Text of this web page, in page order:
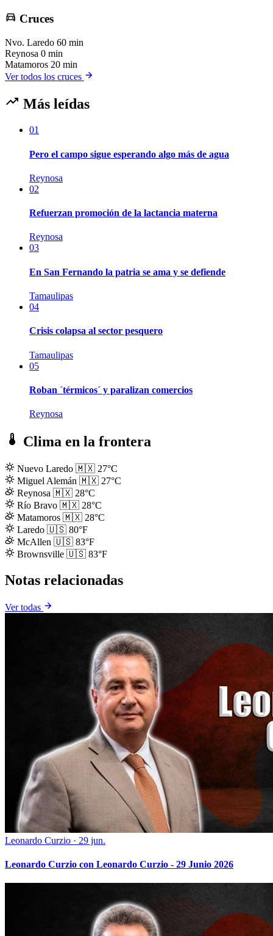
Cruces
Nvo. Laredo 60 min
Reynosa 0 min
Matamoros 20 min
Ver todos los cruces
Más leídas
01
Pero el campo sigue esperando algo más de agua
Reynosa
02
Refuerzan promoción de la lactancia materna
Reynosa
03
En San Fernando la patria se ama y se defiende
Tamaulipas
04
Crisis colapsa al sector pesquero
Tamaulipas
05
Roban ´térmicos´ y paralizan comercios
Reynosa
Clima en la frontera
Nuevo Laredo 🇲🇽 27°C
Miguel Alemán 🇲🇽 27°C
Reynosa 🇲🇽 28°C
Río Bravo 🇲🇽 28°C
Matamoros 🇲🇽 28°C
Laredo 🇺🇸 80°F
McAllen 🇺🇸 83°F
Brownsville 🇺🇸 83°F
Notas relacionadas
Ver todas
Leonardo Curzio · 29 jun.
Leonardo Curzio con Leonardo Curzio - 29 Junio 2026